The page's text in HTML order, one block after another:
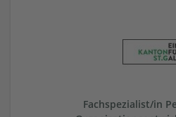
Fachspezialist/in